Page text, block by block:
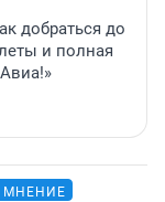
добраться до
и полная
МНЕНИЕ